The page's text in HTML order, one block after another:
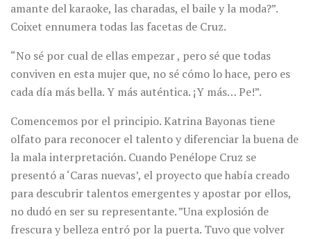
amante del karaoke, las charadas, el baile y la moda?”.
Coixet ennumera todas las facetas de Cruz.
“No sé por cual de ellas empezar , pero sé que todas
conviven en esta mujer que, no sé cómo lo hace, pero es
cada día más bella. Y más auténtica. ¡Y más… Pe!”.
Comencemos por el principio. Katrina Bayonas tiene
olfato para reconocer el talento y diferenciar la buena de
la mala interpretación. Cuando Penélope Cruz se
presentó a ‘Caras nuevas’, el proyecto que había creado
para descubrir talentos emergentes y apostar por ellos,
no dudó en ser su representante. ”Una explosión de
frescura y belleza entró por la puerta. Tuvo que volver